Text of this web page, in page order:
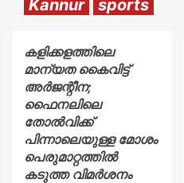
Kannur sports
കളിക്കളത്തിലെ
മാന്യത കൈവിട്ട്
അർജന്റീന;
ഫൈനലിലെ
തോൽവിക്ക്
പിന്നാലെയുള്ള മോശം
പെരുമാറ്റത്തിൽ
കടുത്ത വിമർശനം